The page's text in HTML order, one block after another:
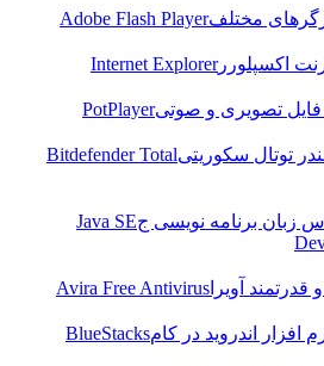
مختلفAdobe Flash Player
اکسپلوررInternet Explorer
تصویری و صوتیPotPlayer
توتال سکوریتیBitdefender Total
برنامه نویسی ج Java SE
آویراAvira Free Antivirus
اندروید در کامBlueStacks